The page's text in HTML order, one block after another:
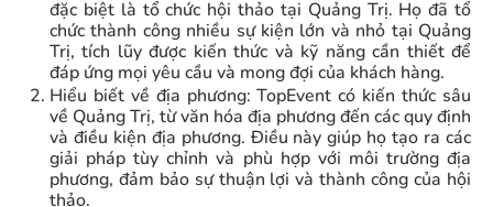
đặc biệt là tổ chức hội thảo tại Quảng Trị. Họ đã tổ
chức thành công nhiều sự kiện lớn và nhỏ tại Quảng
Trị, tích lũy được kiến thức và kỹ năng cần thiết để
đáp ứng mọi yêu cầu và mong đợi của khách hàng.
Hiểu biết về địa phương: TopEvent có kiến thức sâu
về Quảng Trị, từ văn hóa địa phương đến các quy định
và điều kiện địa phương. Điều này giúp họ tạo ra các
giải pháp tùy chỉnh và phù hợp với môi trường địa
phương, đảm bảo sự thuận lợi và thành công của hội
thảo.